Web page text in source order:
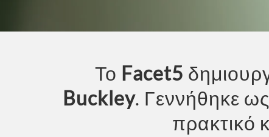
Το Facet5
Buckley. Γεννήθηκε
πρακτικό